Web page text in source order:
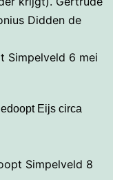
Didden de
Simpelveld 6 mei
Eijs circa
Simpelveld 8